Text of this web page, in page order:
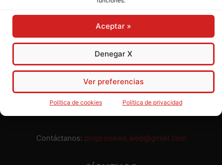
Aceptar »
Denegar X
Ver preferencias
Política de cookies Política de privacidad
Para preservar nuestra independencia,
admite publicidad ni subvenciones o ayudas públicas o
privadas. Ninguno de nuestros directivos, redactores y
colaboradores percibe remuneración alguna. Realizamos
nuestro trabajo por amor al periodismo, a la verdad y a la
libertad y en solidaridad con la ciudadanía.
Usted puede colaborar con nosotros divulgando nuestro
periódico, compartiendo nuestros contenidos, sugiriendo temas
y comunicándonos cualquier injusticia o asunto de interés.
Contáctanos: propronews.web@gmail.com